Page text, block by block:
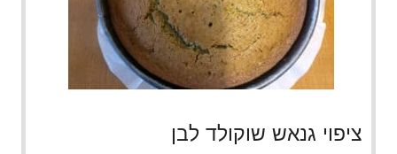
ציפוי גנאש שוקולד לבן